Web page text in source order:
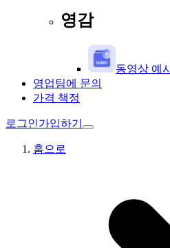
영감
동영상 예시
영업팀에 문의
가격 책정
로그인가입하기
홈으로